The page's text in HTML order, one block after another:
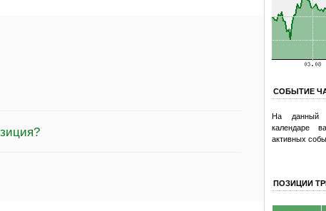
СОБЫТИЕ
На данный
календаре
активных
ПОЗИЦИИ